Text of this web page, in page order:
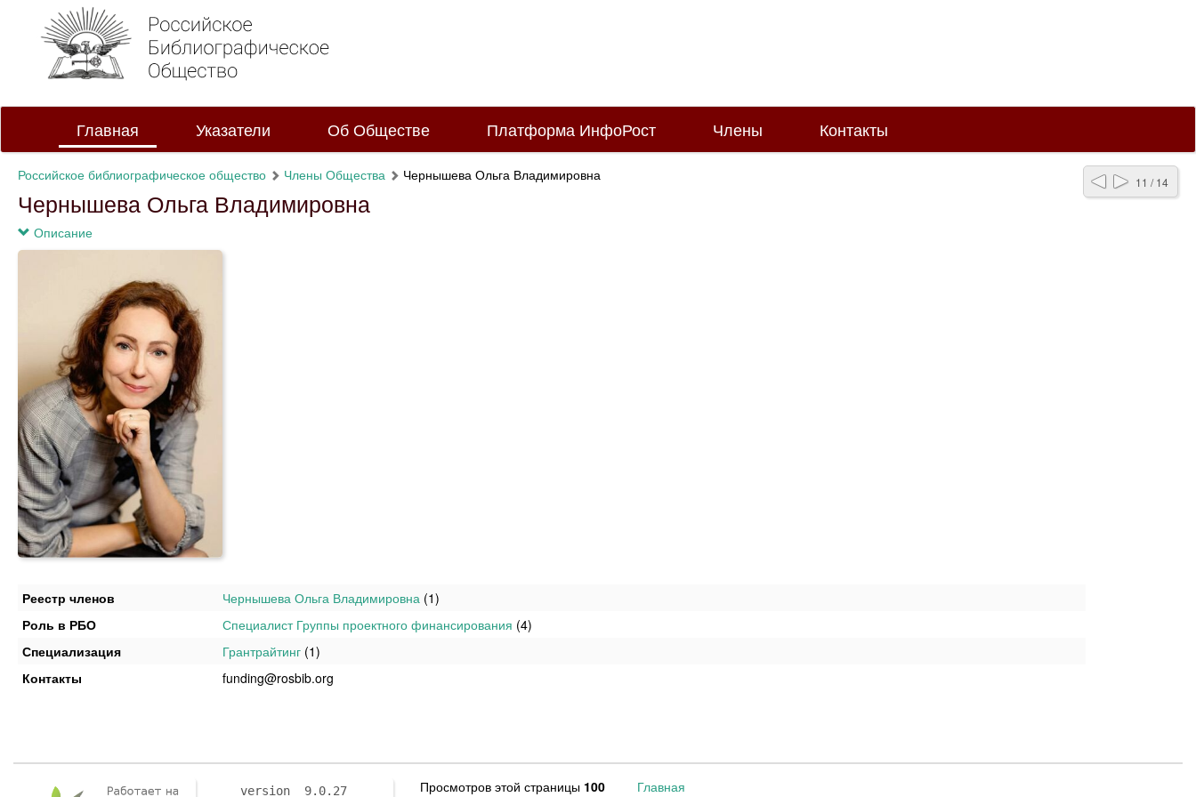
Главная Указатели Об Обществе Платформа ИнфоРост Члены Контакты
11 / 14
Российское библиографическое общество Члены Общества Чернышева Ольга Владимировна
Чернышева Ольга Владимировна
Описание
Реестр членов Чернышева Ольга Владимировна (1)
Роль в РБО
Специалист Группы проектного финансирования (4)
Специализация
Грантрайтинг (1)
Контакты
funding@rosbib.org
version 9.0.27 Просмотров этой страницы 100
Главная